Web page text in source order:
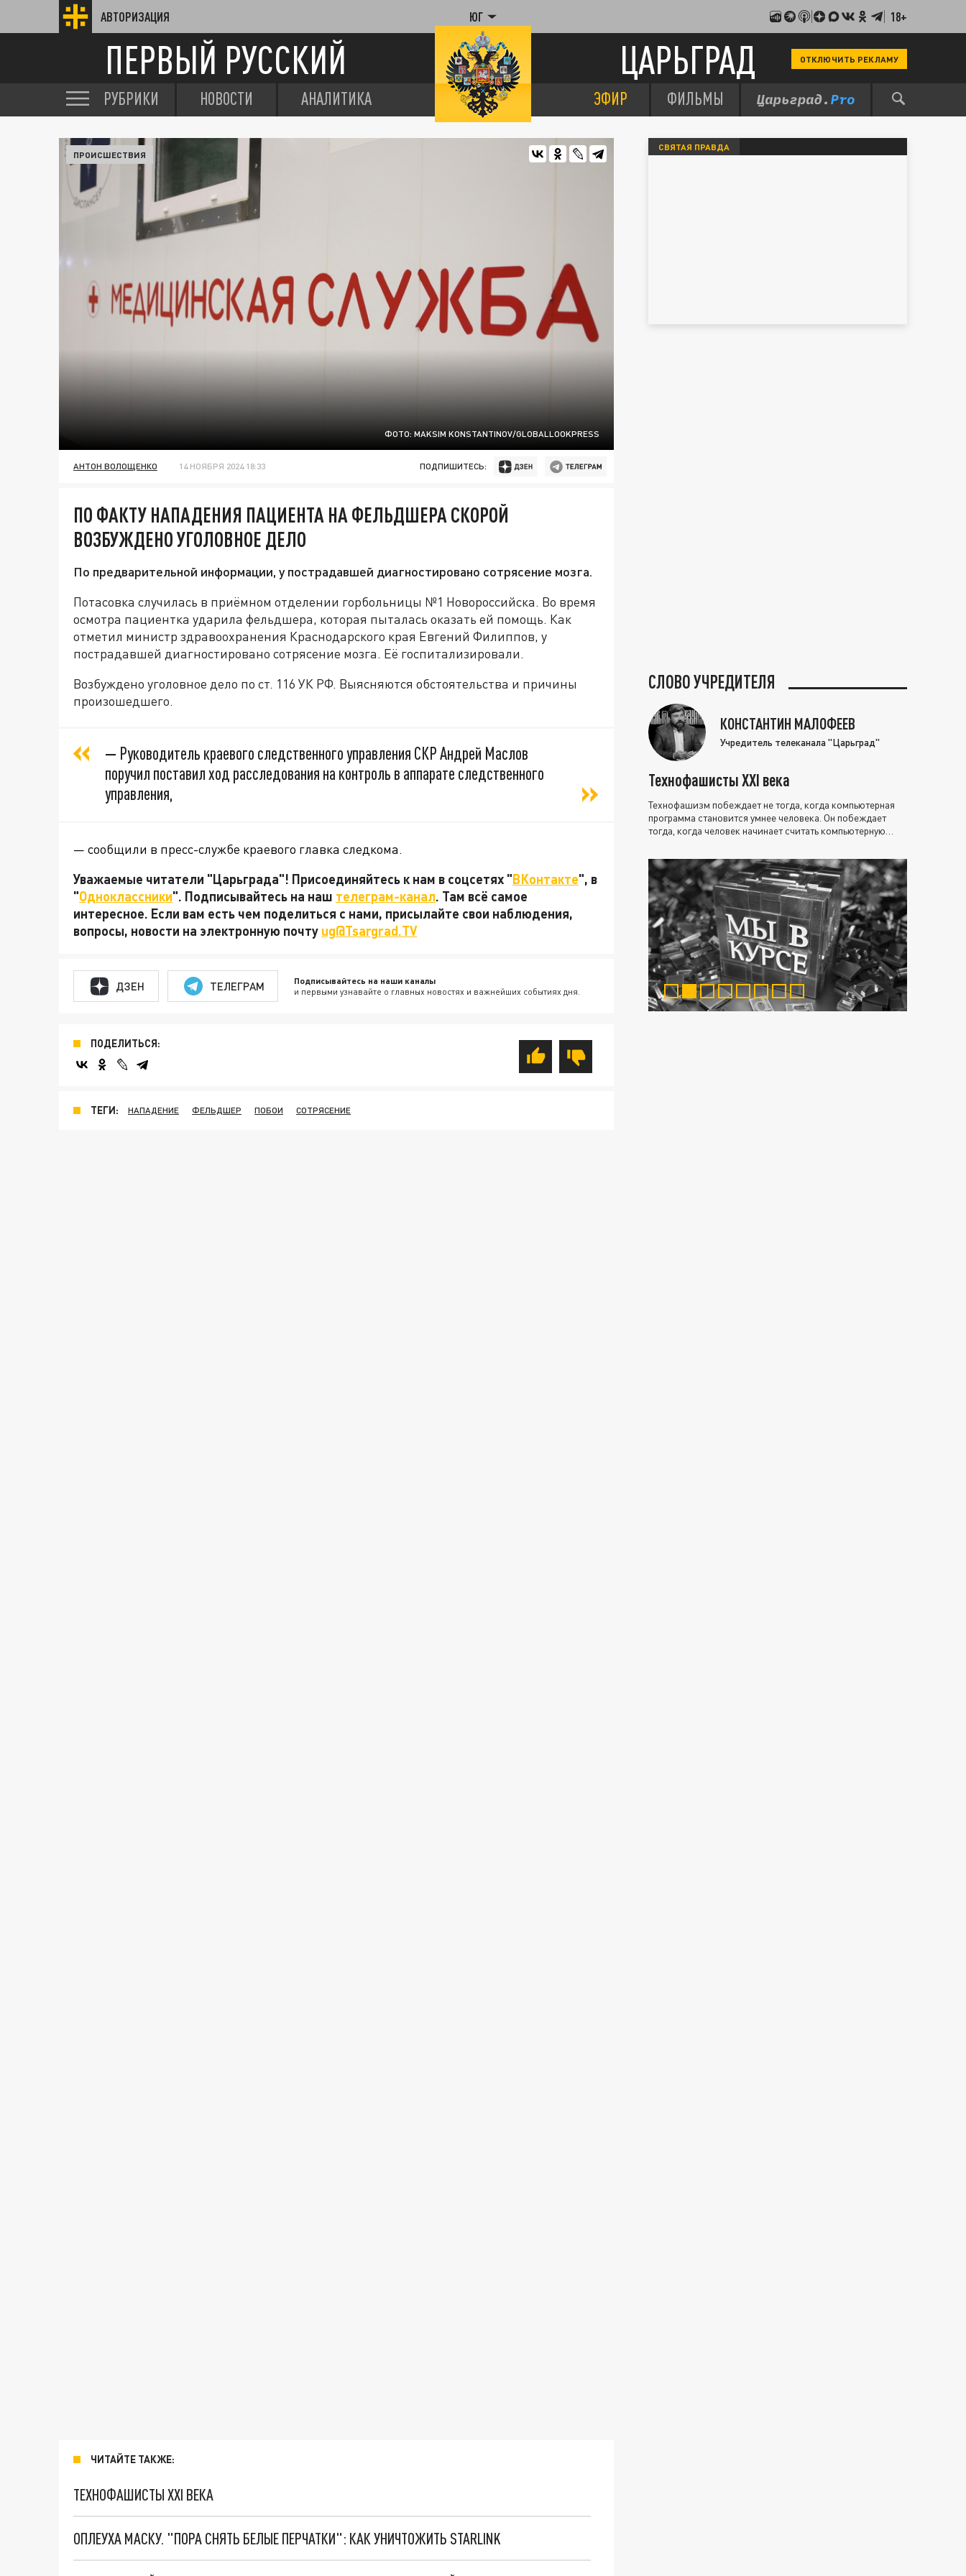
АВТОРИЗАЦИЯ ЮГ 18+
ПЕРВЫЙ РУССКИЙ ЦАРЬГРАД ОТКЛЮЧИТЬ РЕКЛАМУ
РУБРИКИ НОВОСТИ АНАЛИТИКА ЭФИР ФИЛЬМЫ
ФОТО: MAKSIM KONSTANTINOV/GLOBALLOOKPRESS
ПРОИСШЕСТВИЯ
АНТОН ВОЛОЩЕНКО 14 НОЯБРЯ 2024 18:33 ПОДПИШИТЕСЬ:
ПО ФАКТУ НАПАДЕНИЯ ПАЦИЕНТА НА ФЕЛЬДШЕРА СКОРОЙ
ВОЗБУЖДЕНО УГОЛОВНОЕ ДЕЛО
По предварительной информации, у пострадавшей диагностировано сотрясение мозга.
Потасовка случилась в приёмном отделении горбольницы №1 Новороссийска. Во время
осмотра пациентка ударила фельдшера, которая пыталась оказать ей помощь. Как
отметил министр здравоохранения Краснодарского края Евгений Филиппов, у
пострадавшей диагностировано сотрясение мозга. Её госпитализировали.
Возбуждено уголовное дело по ст. 116 УК РФ. Выясняются обстоятельства и причины
произошедшего.
— Руководитель краевого следственного управления СКР Андрей Маслов
поручил поставил ход расследования на контроль в аппарате следственного
управления,
— сообщили в пресс-службе краевого главка следкома.
Уважаемые читатели "Царьграда"! Присоединяйтесь к нам в соцсетях "ВКонтакте", в
"Одноклассники". Подписывайтесь на наш телеграм-канал. Там всё самое
интересное. Если вам есть чем поделиться с нами, присылайте свои наблюдения,
вопросы, новости на электронную почту ug@Tsargrad.TV
ДЗЕН ТЕЛЕГРАМ Подписывайтесь на наши каналы
и первыми узнавайте о главных новостях и важнейших событиях дня.
ПОДЕЛИТЬСЯ:
ТЕГИ: НАПАДЕНИЕ ФЕЛЬДШЕР ПОБОИ СОТРЯСЕНИЕ
ЧИТАЙТЕ ТАКЖЕ:
ТЕХНОФАШИСТЫ XXI ВЕКА
ОПЛЕУХА МАСКУ. "ПОРА СНЯТЬ БЕЛЫЕ ПЕРЧАТКИ": КАК УНИЧТОЖИТЬ STARLINK
СВЯТАЯ ПРАВДА
СЛОВО УЧРЕДИТЕЛЯ
КОНСТАНТИН МАЛОФЕЕВ
Учредитель телеканала "Царьград"
Технофашисты XXI века
Технофашизм побеждает не тогда, когда компьютерная
программа становится умнее человека. Он побеждает
тогда, когда человек начинает считать компьютерную